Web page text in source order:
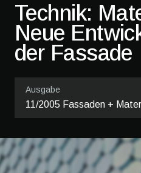
Technik:
Neue
der Fassade
Ausgabe
11/2005 Fassaden +